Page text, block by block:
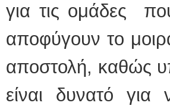
για τις ομάδες
αποφύγουν το
αποστολή, καθώς
είναι δυνατό για